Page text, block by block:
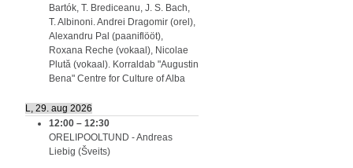
Bartók, T. Brediceanu, J. S. Bach,
T. Albinoni. Andrei Dragomir (orel),
Alexandru Pal (paaniflööt),
Roxana Reche (vokaal), Nicolae
Plută (vokaal). Korraldab "Augustin
Bena" Centre for Culture of Alba
L, 29. aug 2026
12:00 – 12:30
ORELIPOOLTUND - Andreas
Liebig (Šveits)